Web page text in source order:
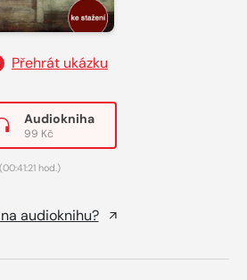
Přehrát ukázku
Audiokniha
99 Kč
(00:41:21 hod.)
audioknihu?